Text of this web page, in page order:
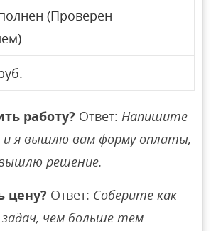
(Проверен
работу? Ответ:Напишите
и я вышлю вам форму оплаты,
решение.
цену? Ответ: Соберите как
чем больше тем